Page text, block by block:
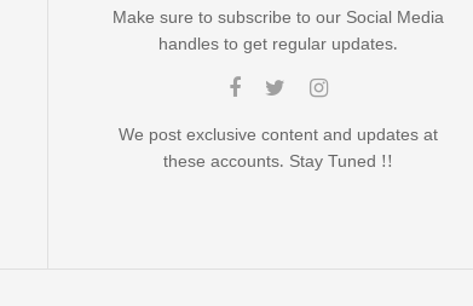
Make sure to subscribe to our Social Media
handles to get regular updates.
We post exclusive content and updates at
these accounts. Stay Tuned !!